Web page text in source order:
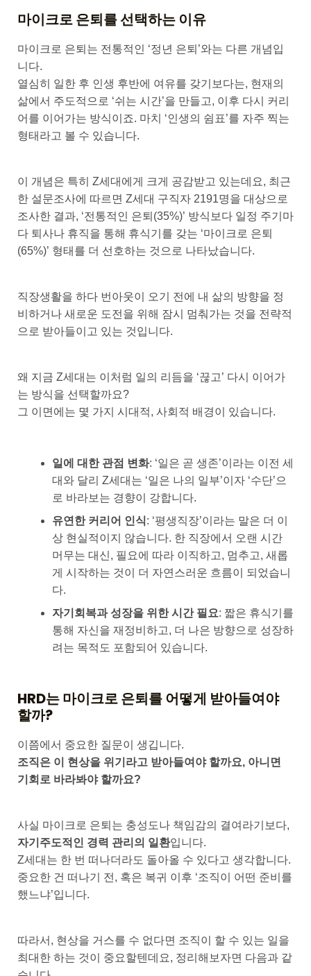
마이크로 은퇴를 선택하는 이유
마이크로 은퇴는 전통적인 ‘정년 은퇴’와는 다른 개념입
니다.
열심히 일한 후 인생 후반에 여유를 갖기보다는, 현재의
삶에서 주도적으로 ‘쉬는 시간’을 만들고, 이후 다시 커리
어를 이어가는 방식이죠. 마치 ‘인생의 쉼표’를 자주 찍는
형태라고 볼 수 있습니다.
이 개념은 특히 Z세대에게 크게 공감받고 있는데요, 최근
한 설문조사에 따르면 Z세대 구직자 2191명을 대상으로
조사한 결과, ‘전통적인 은퇴(35%)’ 방식보다 일정 주기마
다 퇴사나 휴직을 통해 휴식기를 갖는 ‘마이크로 은퇴
(65%)’ 형태를 더 선호하는 것으로 나타났습니다.
직장생활을 하다 번아웃이 오기 전에 내 삶의 방향을 정
비하거나 새로운 도전을 위해 잠시 멈춰가는 것을 전략적
으로 받아들이고 있는 것입니다.
왜 지금 Z세대는 이처럼 일의 리듬을 ‘끊고’ 다시 이어가
는 방식을 선택할까요?
그 이면에는 몇 가지 시대적, 사회적 배경이 있습니다.
일에 대한 관점 변화: ‘일은 곧 생존’이라는 이전 세
대와 달리 Z세대는 ‘일은 나의 일부’이자 ‘수단’으
로 바라보는 경향이 강합니다.
유연한 커리어 인식: ‘평생직장’이라는 말은 더 이
상 현실적이지 않습니다. 한 직장에서 오랜 시간
머무는 대신, 필요에 따라 이직하고, 멈추고, 새롭
게 시작하는 것이 더 자연스러운 흐름이 되었습니
다.
자기회복과 성장을 위한 시간 필요: 짧은 휴식기를
통해 자신을 재정비하고, 더 나은 방향으로 성장하
려는 목적도 포함되어 있습니다.
HRD는 마이크로 은퇴를 어떻게 받아들여야
할까?
이쯤에서 중요한 질문이 생깁니다.
조직은 이 현상을 위기라고 받아들여야 할까요, 아니면
기회로 바라봐야 할까요?
사실 마이크로 은퇴는 충성도나 책임감의 결여라기보다,
자기주도적인 경력 관리의 일환입니다.
Z세대는 한 번 떠나더라도 돌아올 수 있다고 생각합니다.
중요한 건 떠나기 전, 혹은 복귀 이후 ‘조직이 어떤 준비를
했느냐’입니다.
따라서, 현상을 거스를 수 없다면 조직이 할 수 있는 일을
최대한 하는 것이 중요할텐데요, 정리해보자면 다음과 같